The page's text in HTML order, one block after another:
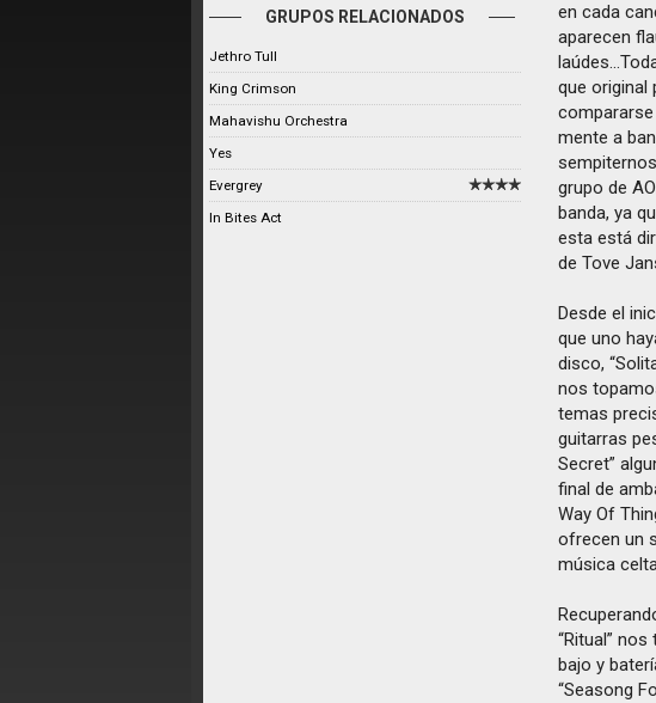
GRUPOS RELACIONADOS
Jethro Tull
King Crimson
Mahavishu Orchestra
Yes
Evergrey
In Bites Act
en cada
aparecen
que original
mente a
grupo de
banda, ya
esta está
de Tove
Desde el
que uno
disco,
nos
temas
guitarras
Secret”
final de
Way Of
ofrecen un
música
“Ritual”
bajo y
“Seasong